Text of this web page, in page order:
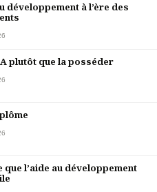
développement à l’ère des
plutôt que la posséder
que l’aide au développement